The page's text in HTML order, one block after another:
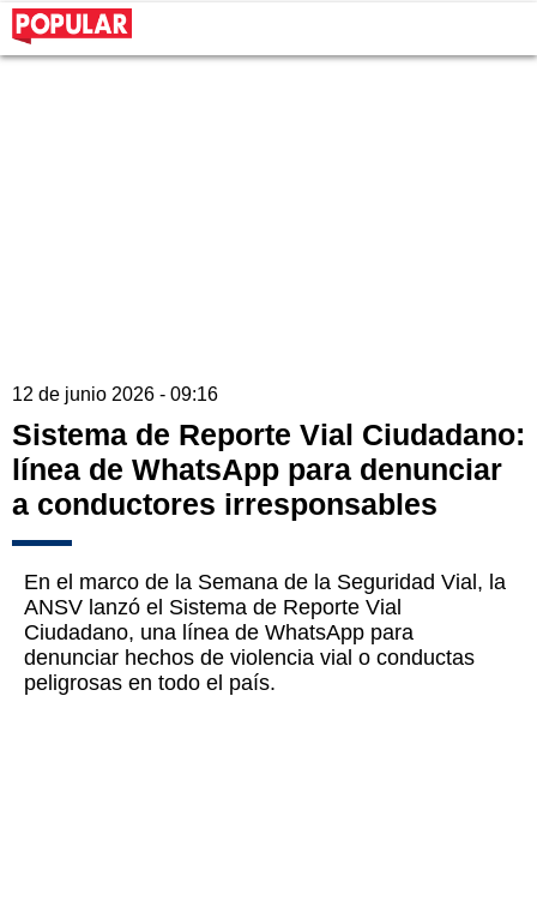
12 de junio 2026 - 09:16
Sistema de Reporte Vial Ciudadano:
línea de WhatsApp para denunciar
a conductores irresponsables
En el marco de la Semana de la Seguridad Vial, la
ANSV lanzó el Sistema de Reporte Vial
Ciudadano, una línea de WhatsApp para
denunciar hechos de violencia vial o conductas
peligrosas en todo el país.